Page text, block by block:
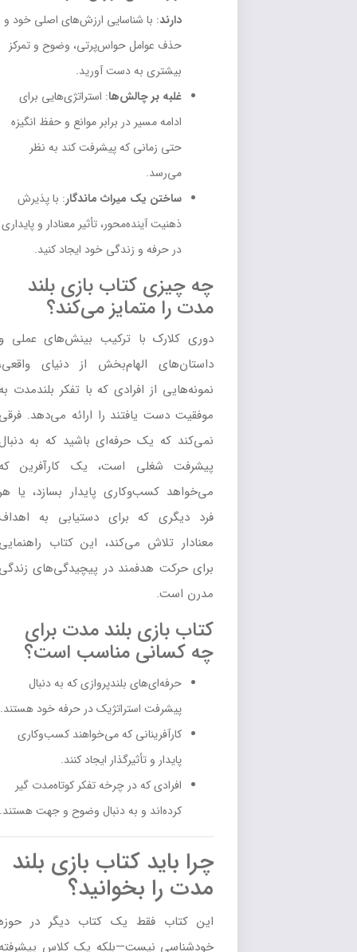
: با شناسایی ارزش‌های اصلی خود و
حذف عوامل حواس‌پرتی، وضوح و تمرکز
بیشتری به دست آورید.
غلبه بر چالش‌ها: استراتژی‌هایی برای
ادامه مسیر در برابر موانع و حفظ انگیزه
حتی زمانی که پیشرفت کند به نظر
ساختن یک میراث ماندگار: با پذیرش
ذهنیت آینده‌محور، تأثیر معنادار و پایداری
در حرفه و زندگی خود ایجاد کنید.
چه چیزی کتاب بازی بلند
مدت را متمایز می‌کند؟
دوری کلارک با ترکیب بینش‌های عملی و
داستان‌های الهام‌بخش از دنیای واقعی،
نمونه‌هایی از افرادی که با تفکر بلندمدت به
موفقیت دست یافتند را ارائه می‌دهد. فرقی
نمی‌کند که یک حرفه‌ای باشید که به دنبال
پیشرفت شغلی است، یک کارآفرین که
می‌خواهد کسب‌وکاری پایدار بسازد، یا هر
فرد دیگری که برای دستیابی به اهداف
معنادار تلاش می‌کند، این کتاب راهنمایی
برای حرکت هدفمند در پیچیدگی‌های زندگی
مدرن است.
کتاب بازی بلند مدت برای
چه کسانی مناسب است؟
حرفه‌ای‌های بلندپروازی که به دنبال
پیشرفت استراتژیک در حرفه خود هستند.
کارآفرینانی که می‌خواهند کسب‌وکاری
پایدار و تأثیرگذار ایجاد کنند.
افرادی که در چرخه تفکر کوتاه‌مدت گیر
کرده‌اند و به دنبال وضوح و جهت هستند.
چرا باید کتاب بازی بلند
مدت را بخوانید؟
این کتاب فقط یک کتاب دیگر در حوزه
خودشناسی نیست—بلکه یک کلاس پیشرفته